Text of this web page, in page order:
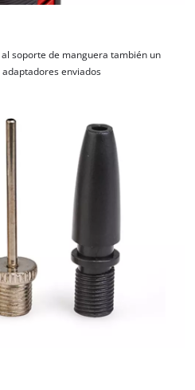
soporte de manguera también un
enviados